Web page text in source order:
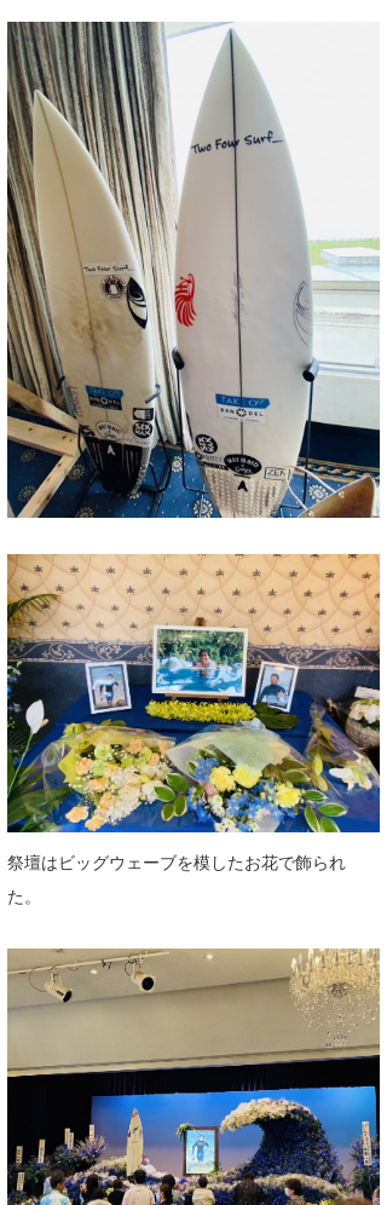
祭壇はビッグウェーブを模したお花で飾られ
た。